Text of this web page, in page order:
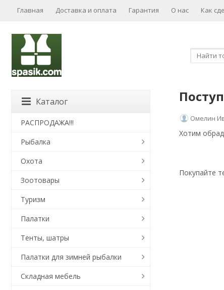
Главная Доставка и оплата Гарантия О нас Как
Омелин
Хотим
Покупайте
Каталог
РАСПРОДАЖА!!!
Рыбалка
Охота
Зоотовары
Туризм
Палатки
Тенты, шатры
Палатки для зимней рыбалки
Складная мебель